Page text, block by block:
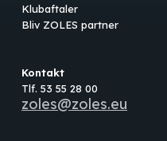
Klubaftaler
Bliv ZOLES partner
Kontakt
Tlf. 53 55 28 00
zoles@zoles.eu